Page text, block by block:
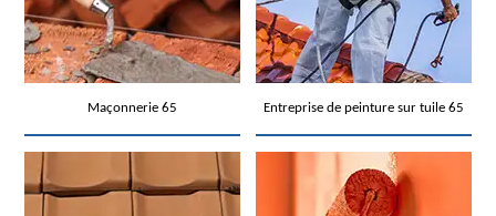
Maçonnerie 65 Entreprise de peinture sur tuile 65